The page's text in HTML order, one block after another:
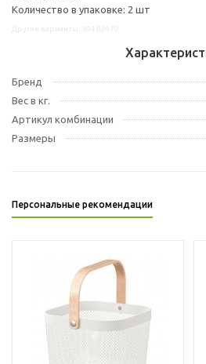
Количество в упаковке: 2 шт
Бренд
Вес в кг.
Артикул комбинации
Размеры
Персональные рекомендации